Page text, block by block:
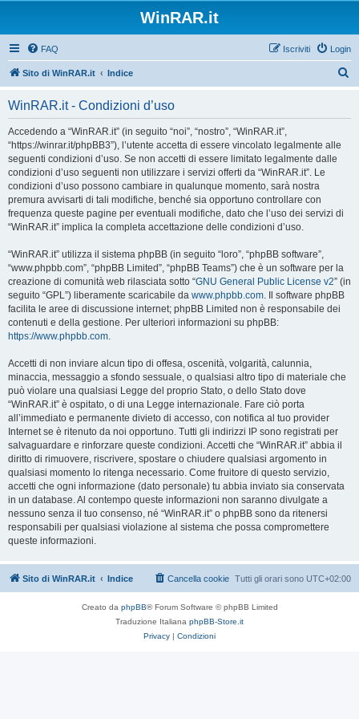
WinRAR.it
FAQ Login
Iscriviti
Sito di WinRAR.it Indice
WinRAR.it - Condizioni d’uso
Accedendo a “WinRAR.it” (in seguito “noi”, “nostro”, “WinRAR.it”,
“https://winrar.it/phpBB3”), l’utente accetta di essere vincolato legalmente alle
seguenti condizioni d’uso. Se non accetti di essere limitato legalmente dalle
condizioni d’uso seguenti non utilizzare i servizi offerti da “WinRAR.it”. Le
condizioni d’uso possono cambiare in qualunque momento, sarà nostra
premura avvisarti di tali modifiche, benché sia opportuno controllare con
frequenza queste pagine per eventuali modifiche, dato che l’uso dei servizi di
“WinRAR.it” implica la completa accettazione delle condizioni d’uso.
“WinRAR.it” utilizza il sistema phpBB (in seguito “loro”, “phpBB software”,
“www.phpbb.com”, “phpBB Limited”, “phpBB Teams”) che è un software per la
creazione di comunità web rilasciata sotto “GNU General Public License v2” (in
seguito “GPL”) liberamente scaricabile da www.phpbb.com. Il software phpBB
facilita le aree di discussione internet; phpBB Limited non è responsabile dei
contenuti e della gestione. Per ulteriori informazioni su phpBB:
https://www.phpbb.com.
Accetti di non inviare alcun tipo di offesa, oscenità, volgarità, calunnia,
minaccia, messaggio a sfondo sessuale, o qualsiasi altro tipo di materiale che
può violare una qualsiasi Legge del proprio Stato, o dello Stato dove
“WinRAR.it” è ospitato, o di una Legge internazionale. Fare ciò porta
all’immediato e permanente divieto di accesso, con notifica al tuo provider
Internet se è ritenuto da noi opportuno. Tutti gli indirizzi IP sono registrati per
salvaguardare e rinforzare queste condizioni. Accetti che “WinRAR.it” abbia il
diritto di rimuovere, riscrivere, spostare o chiudere qualsiasi argomento in
qualsiasi momento lo ritenga necessario. Come fruitore di questo servizio,
accetti che ogni informazione (dato personale) tu abbia inviato sia conservata
in un database. Al contempo queste informazioni non saranno divulgate a
nessuno senza il tuo consenso, né “WinRAR.it” o phpBB sono da ritenersi
responsabili per qualsiasi violazione al sistema che possa compromettere
queste informazioni.
Sito di WinRAR.it Indice Tutti gli orari sono UTC+02:00
Cancella cookie
Creato da phpBB® Forum Software © phpBB Limited
Traduzione Italiana phpBB-Store.it
Privacy | Condizioni